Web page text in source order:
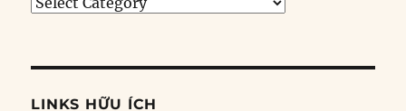
đề
LINKS HỮU ÍCH